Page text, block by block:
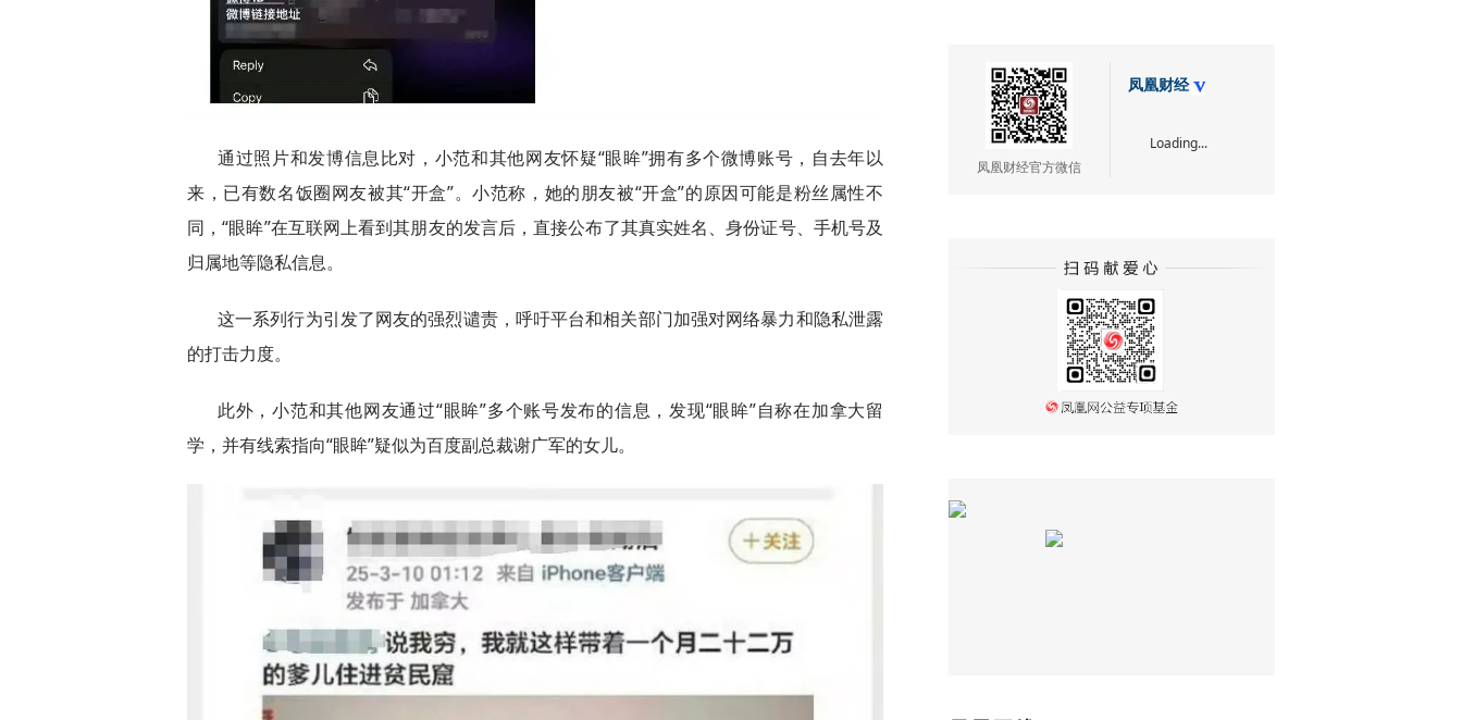
通过照片和发博信息比对，小范和其他网友怀疑“眼眸”拥有多个微博账号，自去年以
来，已有数名饭圈网友被其“开盒”。小范称，她的朋友被“开盒”的原因可能是粉丝属性不
同，“眼眸”在互联网上看到其朋友的发言后，直接公布了其真实姓名、身份证号、手机号及
归属地等隐私信息。
这一系列行为引发了网友的强烈谴责，呼吁平台和相关部门加强对网络暴力和隐私泄露
的打击力度。
此外，小范和其他网友通过“眼眸”多个账号发布的信息，发现“眼眸”自称在加拿大留
学，并有线索指向“眼眸”疑似为百度副总裁谢广军的女儿。
凤凰财经官方微信
凤凰财经
Loading...